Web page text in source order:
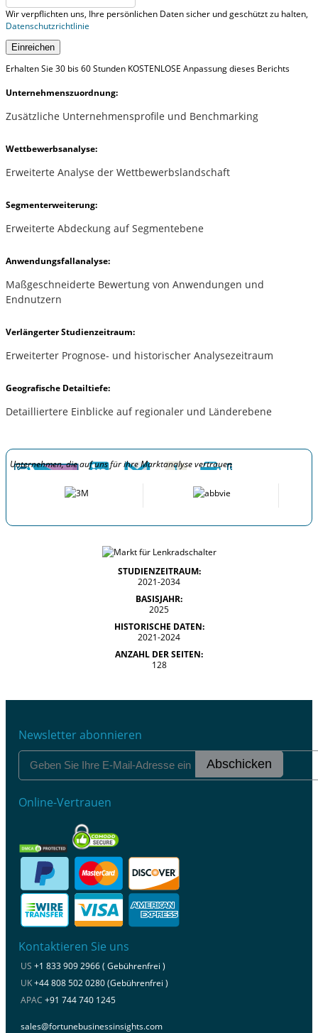
Wir verpflichten uns, Ihre persönlichen Daten sicher und geschützt zu halten,
Datenschutzrichtlinie
Einreichen
Erhalten Sie 30 bis 60 Stunden KOSTENLOSE Anpassung dieses Berichts
Unternehmenszuordnung:
Zusätzliche Unternehmensprofile und Benchmarking
Wettbewerbsanalyse:
Erweiterte Analyse der Wettbewerbslandschaft
Segmenterweiterung:
Erweiterte Abdeckung auf Segmentebene
Anwendungsfallanalyse:
Maßgeschneiderte Bewertung von Anwendungen und
Endnutzern
Verlängerter Studienzeitraum:
Erweiterter Prognose- und historischer Analysezeitraum
Geografische Detailtiefe:
Detailliertere Einblicke auf regionaler und Länderebene
Unternehmen, die auf uns für ihre Marktanalyse vertrauen
STUDIENZEITRAUM:
2021-2034
BASISJAHR:
2025
HISTORISCHE DATEN:
2021-2024
ANZAHL DER SEITEN:
128
Newsletter abonnieren
Abschicken
Online-Vertrauen
Kontaktieren Sie uns
US +1 833 909 2966 ( Gebührenfrei )
UK+44 808 502 0280 (Gebührenfrei )
APAC +91 744 740 1245
sales@fortunebusinessinsights.com